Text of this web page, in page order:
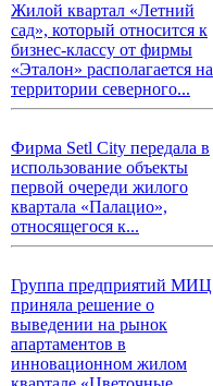
Жилой квартал «Летний
сад», который относится к
бизнес-классу от фирмы
«Эталон» располагается на
территории северного...
Фирма Setl City передала в
использование объекты
первой очереди жилого
квартала «Палацио»,
относящегося к...
Группа предприятий МИЦ
приняла решение о
выведении на рынок
апартаментов в
инновационном жилом